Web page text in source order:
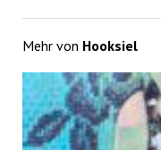
Mehr von Hooksiel